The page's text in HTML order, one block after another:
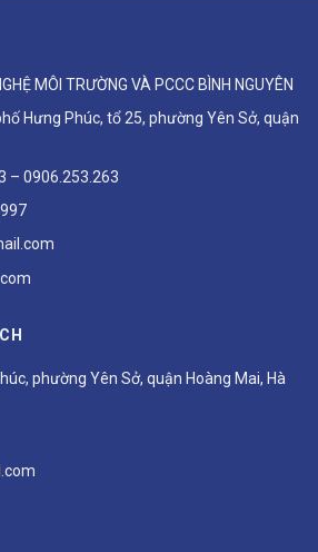
MÔI TRƯỜNG VÀ PCCC BÌNH NGUYÊN
Hưng Phúc, tổ 25, phường Yên Sở, quận
– 0906.253.263
phường Yên Sở, quận Hoàng Mai, Hà